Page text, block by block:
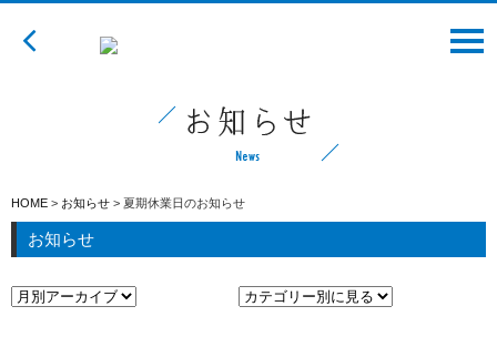
HOME > お知らせ > 夏期休業日のお知らせ
お知らせ
企業様向け
会社案内